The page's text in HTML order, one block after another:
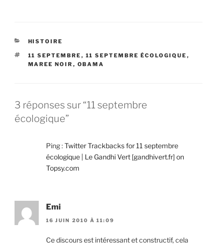
CATÉGORIES
HISTOIRE
ÉTIQUETTES
11 SEPTEMBRE , 11 SEPTEMBRE ÉCOLOGIQUE ,
MAREE NOIR , OBAMA
3 réponses sur “11 septembre
écologique”
Ping :Twitter Trackbacks for 11 septembre
écologique | Le Gandhi Vert [gandhivert.fr] on
Topsy.com
Emi
16 JUIN 2010 À 11:09
Ce discours est intéressant et constructif, cela